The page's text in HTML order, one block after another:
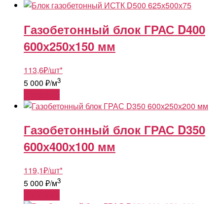
Газобетонный блок ГРАС D400
600х250х150 мм
113,6₽/шт*
5 000 ₽/м3
Газобетонный блок ГРАС D350
600х400х100 мм
119,1₽/шт*
5 000 ₽/м3